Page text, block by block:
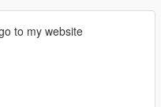
to my website